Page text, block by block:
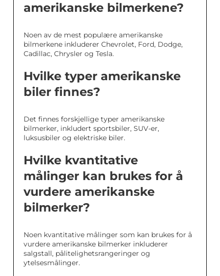
amerikanske bilmerkene?
Noen av de mest populære amerikanske
bilmerkene inkluderer Chevrolet, Ford, Dodge,
Cadillac, Chrysler og Tesla.
Hvilke typer amerikanske
biler finnes?
Det finnes forskjellige typer amerikanske
bilmerker, inkludert sportsbiler, SUV-er,
luksusbiler og elektriske biler.
Hvilke kvantitative
målinger kan brukes for å
vurdere amerikanske
bilmerker?
Noen kvantitative målinger som kan brukes for å
vurdere amerikanske bilmerker inkluderer
salgstall, pålitelighetsrangeringer og
ytelsesmålinger.